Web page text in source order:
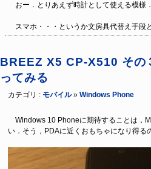
おー．とりあえず時計として使える模様
スマホ・・・というか文房具代替え手段
BREEZ X5 CP-X510 そ
ってみる
カテゴリ : モバイル» Windows Phone
Windows 10 Phoneに期待することは，
い．そう，PDAに近くおもちゃになり得る